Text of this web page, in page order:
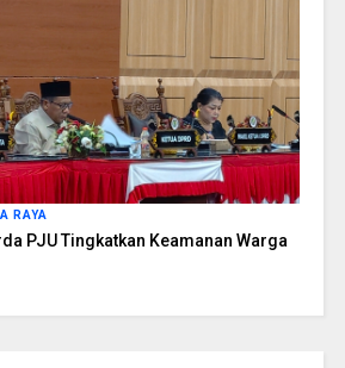
RAYA
PJU Tingkatkan Keamanan Warga